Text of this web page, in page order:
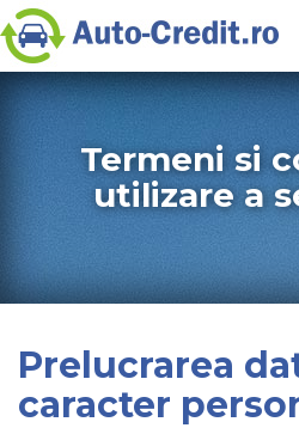
Termeni si
utilizare a
Prelucrarea
caracter